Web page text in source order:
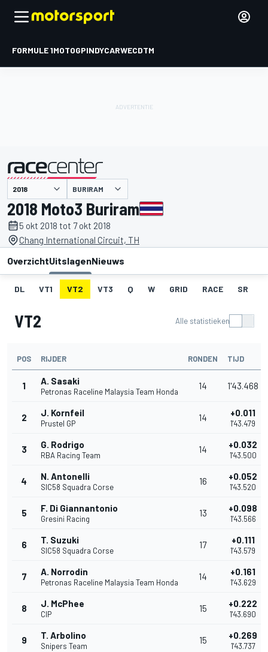
FORMULE 1MOTOGPINDYCARWECDTM
gepresenteerd door BURIRAM
2018 Moto3 Buriram
5 okt 2018 tot 7 okt 2018
Chang International Circuit, TH
OverzichtUitslagenNieuws
DL VT1 VT2 VT3 Q W GRID RACE SR
VT2 Alle statistieken
POS RIJDER RONDEN TIJD
1 A. Sasaki
Petronas Raceline Malaysia Team Honda
14 1'43.468
2 J. Kornfeil
Prustel GP
14 +0.011
1'43.479
3 G. Rodrigo
RBA Racing Team
14 +0.032
1'43.500
4 N. Antonelli
SIC58 Squadra Corse
16 +0.052
1'43.520
5 F. Di Giannantonio
Gresini Racing
13 +0.098
1'43.566
6 T. Suzuki
SIC58 Squadra Corse
17 +0.111
1'43.579
7 A. Norrodin
Petronas Raceline Malaysia Team Honda
14 +0.161
1'43.629
8 J. McPhee
CIP
15 +0.222
1'43.690
9 T. Arbolino
Snipers Team
15 +0.269
1'43.737